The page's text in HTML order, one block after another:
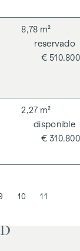
8,78 m²
€ 510.800
reservado
2,27 m²
€ 310.800
disponible
10 11